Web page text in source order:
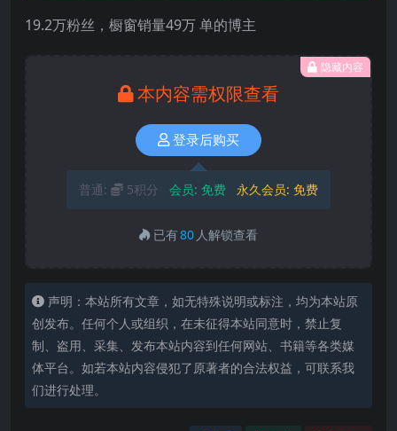
19.2万粉丝，橱窗销量49万 单的博主
隐藏内容
本内容需权限查看
登录后购买
普通: 5积分 会员: 免费 永久会员: 免费
已有80 人解锁查看
声明：本站所有文章，如无特殊说明或标注，均为本站原
创发布。任何个人或组织，在未征得本站同意时，禁止复
制、盗用、采集、发布本站内容到任何网站、书籍等各类媒
体平台。如若本站内容侵犯了原著者的合法权益，可联系我
们进行处理。